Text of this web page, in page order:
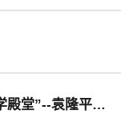
2024“大川妈妈带你走进科学殿堂”--袁隆平国际杂交水稻科学园研学活动